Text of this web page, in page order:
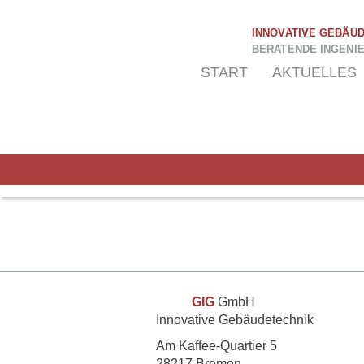
INNOVATIVE
BERATENDE
START AKTUELLES
GIG GmbH
Innovative Gebäudetechnik
Am Kaffee-Quartier 5